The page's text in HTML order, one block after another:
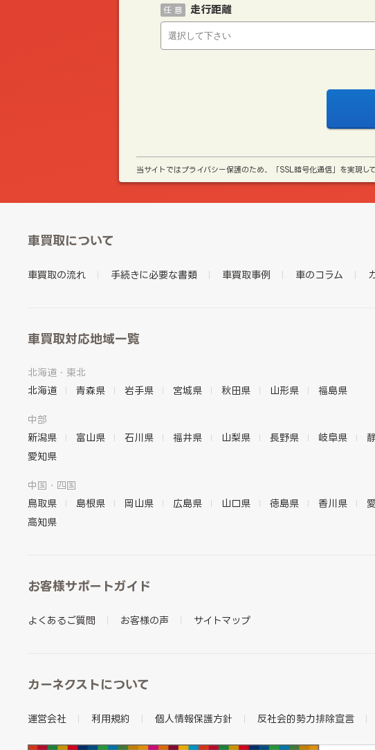
走行距離
任 意
当サイトではプライバシー保護のため、「SSL暗号化通信」を実現
車買取について
車買取の流れ 手続きに必要な書類 車買取事例 車のコラム
車買取対応地域一覧
北海道・東北
北海道
青森県 岩手県 宮城県 秋田県 山形県 福島県
中部
新潟県
富山県 石川県 福井県 山梨県 長野県 岐阜県
愛知県
中国・四国
鳥取県
島根県 岡山県 広島県 山口県 徳島県 香川県
高知県
お客様サポートガイド
よくあるご質問 お客様の声 サイトマップ
カーネクストについて
運営会社 利用規約 個人情報保護方針 反社会的勢力排除宣言